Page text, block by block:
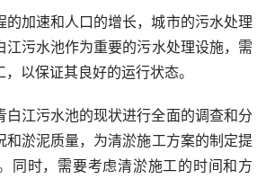
的加速和人口的增长，城市的污水处理
江污水池作为重要的污水处理设施，需
以保证其良好的运行状态。
白江污水池的现状进行全面的调查和分
和淤泥质量，为清淤施工方案的制定提
同时，需要考虑清淤施工的时间和方